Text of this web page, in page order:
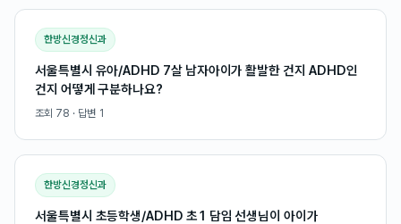
한방신경정신과
서울특별시 유아/ADHD 7살 남자아이가 활발한 건지 ADHD인
건지 어떻게 구분하나요?
조회 78 · 답변 1
한방신경정신과
서울특별시 초등학생/ADHD 초1 담임 선생님이 아이가